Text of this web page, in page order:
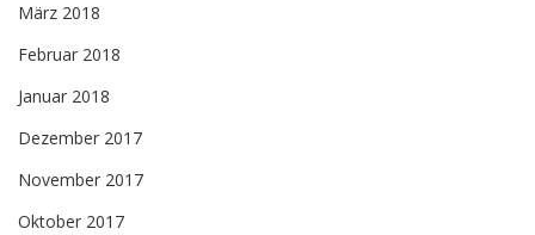
März 2018
Februar 2018
Januar 2018
Dezember 2017
November 2017
Oktober 2017